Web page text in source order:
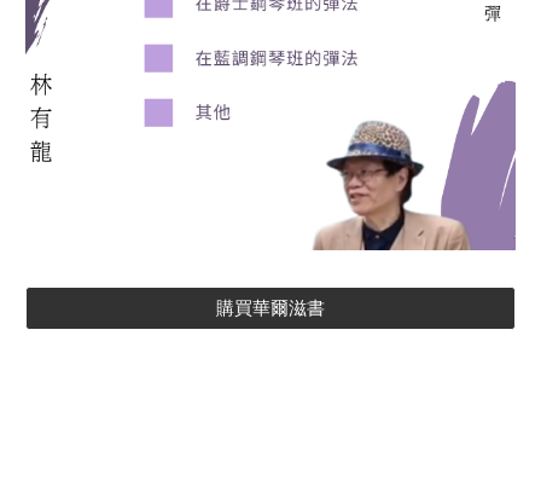
購買華爾滋書